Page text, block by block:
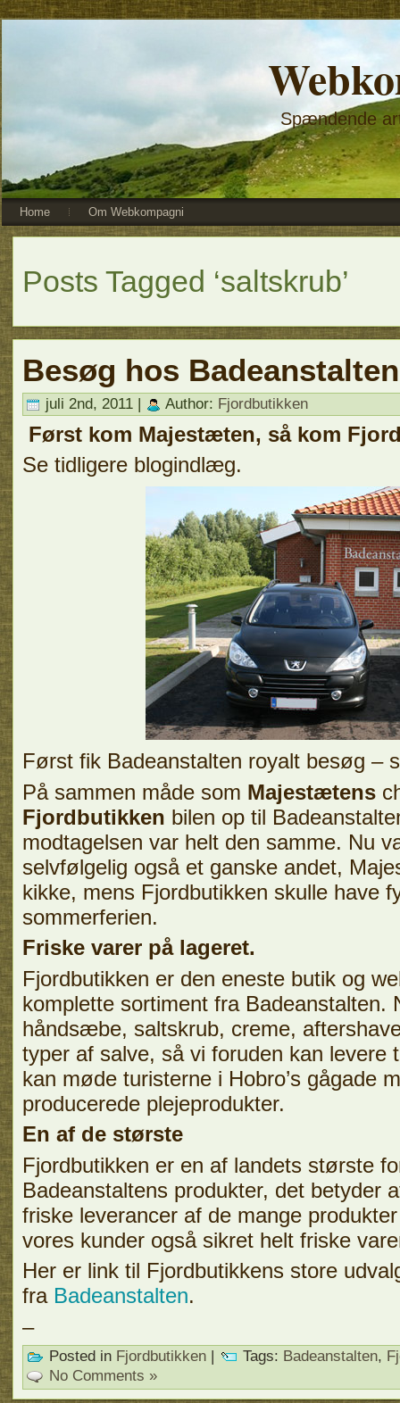
Spændende
Home Om Webkompagni
Posts Tagged ‘saltskrub’
Besøg hos Badeanstalten
juli 2nd, 2011 | Author: Fjordbutikken
Først kom Majestæten, så kom
Se tidligere blogindlæg.
Først fik Badeanstalten royalt besøg –
På sammen måde som Majestætens
Fjordbutikken bilen op til
modtagelsen var helt den samme. Nu
selvfølgelig også et ganske andet,
kikke, mens Fjordbutikken skulle have
sommerferien.
Friske varer på lageret.
Fjordbutikken er den eneste butik og
komplette sortiment fra Badeanstalten.
håndsæbe, saltskrub, creme,
typer af salve, så vi foruden kan levere
kan møde turisterne i Hobro’s gågade
producerede plejeprodukter.
En af de største
Fjordbutikken er en af landets største
Badeanstaltens produkter, det betyder
friske leverancer af de mange
vores kunder også sikret helt friske
Her er link til Fjordbutikkens store
fra Badeanstalten.
–
Posted in Fjordbutikken Tags: Badeanstalten,
No Comments »